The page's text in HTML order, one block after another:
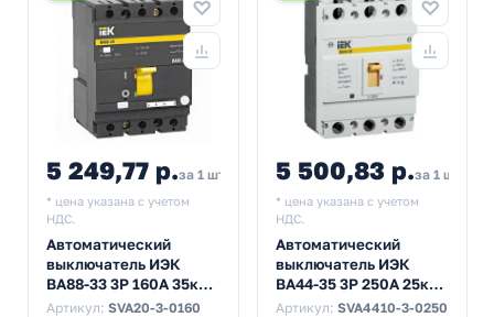
5 249,77 р.за 1 шт
* цена указана с учетом
НДС.
Автоматический
выключатель ИЭК
ВА88-33 3Р 160А 35кА
(автомат
Артикул: SVA20-3-0160
5 500,83 р.за 1 шт
* цена указана с учетом
НДС.
Автоматический
выключатель ИЭК
ВА44-35 3Р 250А 25кА
(автомат
Артикул: SVA4410-3-0250